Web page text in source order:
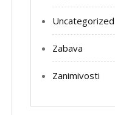
Uncategorized
Zabava
Zanimivosti